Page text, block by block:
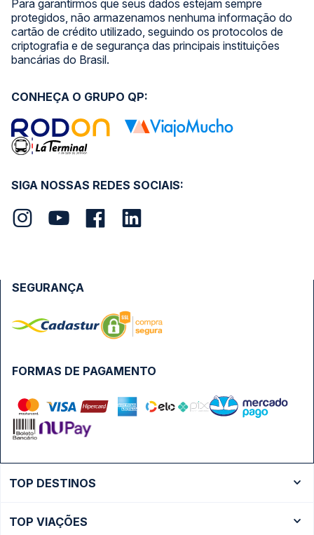
Para garantirmos que seus dados estejam sempre
protegidos, não armazenamos nenhuma informação do
cartão de crédito utilizado, seguindo os protocolos de
criptografia e de segurança das principais instituições
bancárias do Brasil.
SIGA NOSSAS REDES SOCIAIS:
CONHEÇA O GRUPO QP:
FORMAS DE PAGAMENTO
SEGURANÇA
TOP DESTINOS
Ônibus São Paulo
TOP VIAÇÕES